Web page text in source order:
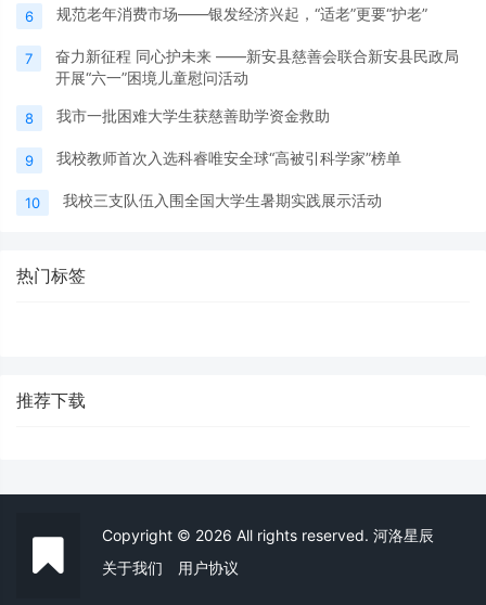
6 规范老年消费市场——银发经济兴起，“适老”更要“护老”
7
奋力新征程 同心护未来 ——新安县慈善会联合新安县民政局
开展“六一”困境儿童慰问活动
8 我市一批困难大学生获慈善助学资金救助
9 我校教师首次入选科睿唯安全球“高被引科学家”榜单
10 我校三支队伍入围全国大学生暑期实践展示活动
热门标签
推荐下载
Copyright © 2026 All rights reserved. 河洛星辰
关于我们
用户协议